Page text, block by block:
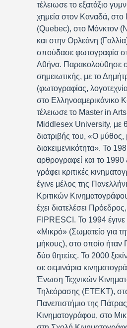
τέλειωσε το εξατάξιο
χημεία στον Καναδά, στο
(Quebec), στο Μόνκτον
και στην Ορλεάνη
σπούδασε φωτογραφία
Αθήνα. Παρακολούθησε
σημειωτικής, με το
(φωτογραφίας,
στο Ελληνοαμερικάνικο
τέλειωσε το Master in
Middlesex University, με
διατριβής του, «Ο μύθος,
διακειμενικότητα». Το
αρθρογραφεί και το 1990
γράφει κριτικές
έγινε μέλος της
Κριτικών
έχει διατελέσει
FIPRESCI. Το 1994 έγινε
«Μικρό» (Σωματείο για
μήκους), στο οποίο ήταν
δύο θητείες. Το 2000
σε σεμινάρια
Ένωση Τεχνικών
Τηλεόρασης (ΕΤΕΚΤ),
Πανεπιστήμιο της
Κινηματογράφου, στο